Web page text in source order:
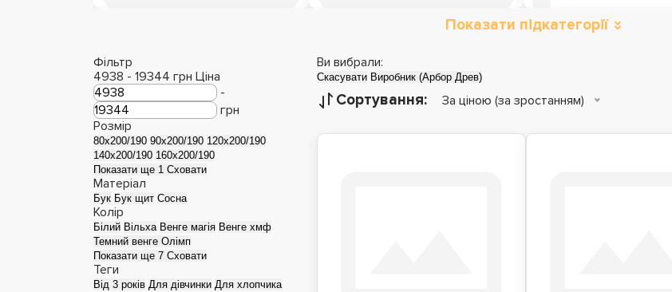
Металеві ліжка Дитячі ліжка
Показати підкатегорії
Фільтр
4938 - 19344 грн Ціна
-
грн
Розмір
80x200/190 90x200/190 120x200/190
140x200/190 160x200/190
Показати ще 1 Сховати
Матеріал
Бук Бук щит Сосна
Колір
Білий Вільха Венге магія Венге хмф
Темний венге Олімп
Показати ще 7 Сховати
Теги
Від 3 років Для дівчинки Для хлопчика
Ви вибрали:
Скасувати Виробник (Арбор Древ)
Сортування: За ціною (за зростанням)